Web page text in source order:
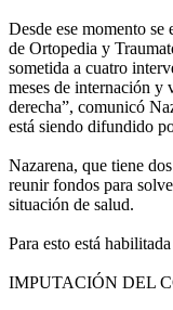
Desde ese momento
de Ortopedia y
sometida a cuatro
meses de internación y
derecha”, comunicó
está siendo difundido
Nazarena, que tiene
reunir fondos para
situación de salud.
Para esto está
IMPUTACIÓN DEL